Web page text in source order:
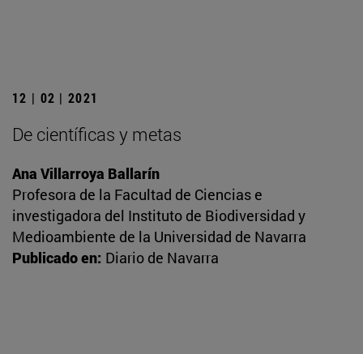
12 | 02 | 2021
De científicas y metas
Ana Villarroya Ballarín
Profesora de la Facultad de Ciencias e
investigadora del Instituto de Biodiversidad y
Medioambiente de la Universidad de Navarra
Publicado en: Diario de Navarra